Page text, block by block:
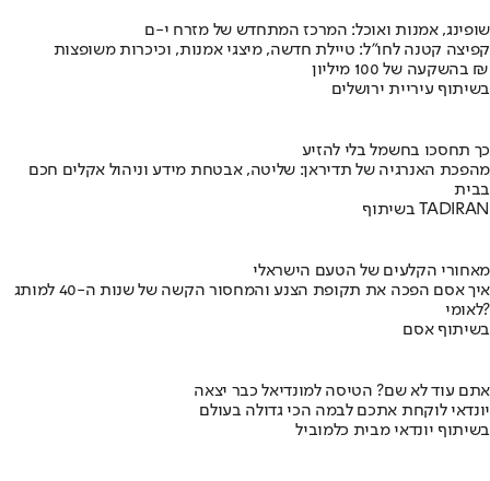
שופינג, אמנות ואוכל: המרכז המתחדש של מזרח י-ם
קפיצה קטנה לחו"ל: טיילת חדשה, מיצגי אמנות, וכיכרות משופצות
בהשקעה של 100 מיליון ₪
בשיתוף עיריית ירושלים
כך תחסכו בחשמל בלי להזיע
מהפכת האנרגיה של תדיראן: שליטה, אבטחת מידע וניהול אקלים חכם
בבית
בשיתוף TADIRAN
מאחורי הקלעים של הטעם הישראלי
איך אסם הפכה את תקופת הצנע והמחסור הקשה של שנות ה-40 למותג
לאומי?
בשיתוף אסם
אתם עוד לא שם? הטיסה למונדיאל כבר יצאה
יונדאי לוקחת אתכם לבמה הכי גדולה בעולם
בשיתוף יונדאי מבית כלמוביל